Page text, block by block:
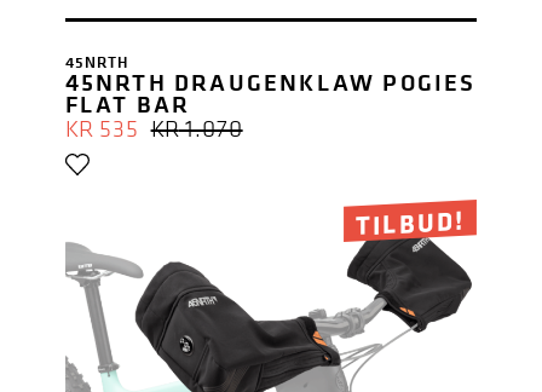
TILBUD!
45NRTH
45NRTH DRAUGENKLAW POGIES
FLAT BAR
KR1.070OPPRINNELIG
KR 535
NÅVÆRENDE